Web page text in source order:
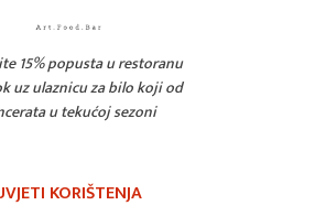
15% popusta u restoranu
uz ulaznicu za bilo koji od
u tekućoj sezoni
KORIŠTENJA